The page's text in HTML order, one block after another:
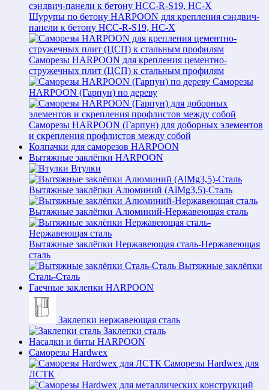
Шурупы по бетону HARPOON для крепления сэндвич-
панели к бетону HCC-R-S19, HC-X
Саморезы HARPOON для крепления цементно-
стружечных плит (ЦСП) к стальным профилям
Саморезы
HARPOON (Гарпун) по дереву
Саморезы HARPOON (Гарпун) для доборных элементов
и скрепления профлистов между собой
Колпачки для саморезов HARPOON
Вытяжные заклёпки HARPOON
Втулки
Вытяжные заклёпки Алюминий (AlMg3,5)-Сталь
Вытяжные заклёпки Алюминий-Нержавеющая сталь
Вытяжные заклёпки Нержавеющая сталь-Нержавеющая
сталь
Вытяжные заклёпки
Сталь-Сталь
Гаечные заклепки HARPOON
Заклепки нержавеющая сталь
Заклепки сталь
Насадки и биты HARPOON
Саморезы Hardwex
Саморезы Hardwex для
ЛСТК